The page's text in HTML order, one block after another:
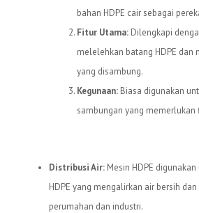
bahan HDPE cair sebagai
Fitur Utama: Dilengkapi
melelehkan batang HDPE dan
yang disambung.
Kegunaan: Biasa digunakan
sambungan yang memerlukan
Distribusi Air: Mesin HDPE
HDPE yang mengalirkan air bersih
perumahan dan industri.